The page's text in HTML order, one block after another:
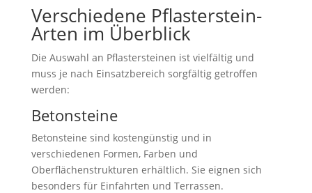
Verschiedene Pflasterstein-
Arten im Überblick
Die Auswahl an Pflastersteinen ist vielfältig und
muss je nach Einsatzbereich sorgfältig getroffen
werden:
Betonsteine
Betonsteine sind kostengünstig und in
verschiedenen Formen, Farben und
Oberflächenstrukturen erhältlich. Sie eignen sich
besonders für Einfahrten und Terrassen.